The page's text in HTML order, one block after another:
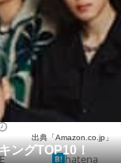
キングTOP10！
出典「Amazon.co.jp」
hatena